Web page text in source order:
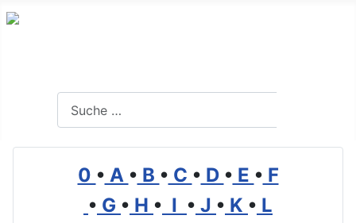
0 • A • B • C • D • E • F
• G • H • I • J • K • L